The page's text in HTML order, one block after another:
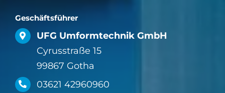
Geschäftsführer
UFG Umformtechnik GmbH
Cyrusstraße 15
99867 Gotha
03621 42960960